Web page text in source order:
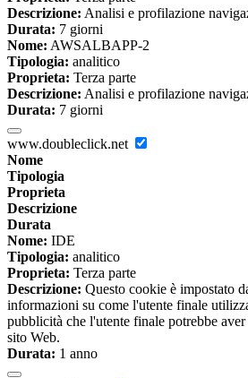
Descrizione: Analisi e profilazione
Durata: 7 giorni
Nome: AWSALBAPP-2
Tipologia: analitico
Proprieta: Terza parte
Descrizione: Analisi e profilazione
Durata: 7 giorni
www.doubleclick.net
Nome
Tipologia
Proprieta
Descrizione
Durata
Nome: IDE
Tipologia: analitico
Proprieta: Terza parte
Descrizione: Questo cookie è impostato
informazioni su come l'utente finale
pubblicità che l'utente finale potrebbe
sito Web.
Durata: 1 anno